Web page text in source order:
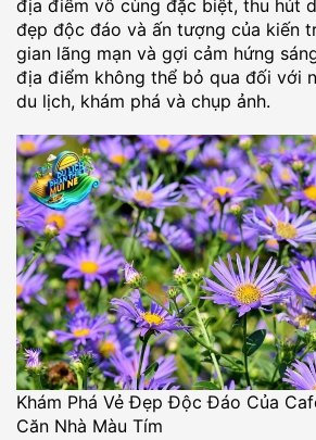
địa điểm vô cùng đặc biệt, thu hút
đẹp độc đáo và ấn tượng của kiến
gian lãng mạn và gợi cảm hứng
địa điểm không thể bỏ qua đối với
du lịch, khám phá và chụp ảnh.
Khám Phá Vẻ Đẹp Độc Đáo Của
Căn Nhà Màu Tím